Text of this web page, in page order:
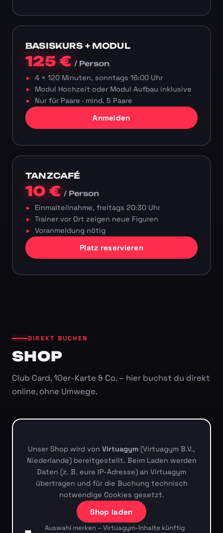
BASISKURS + MODUL
125 €/ Person
4 × 120 Minuten, sonntags 16:00 Uhr
Modul Hochzeit oder Modul Aufbau inklusive
Nur für Paare · mind. 5 Paare
Anmelden
TANZCAFÉ
10 €/ Person
Einmalteilnahme, freitags 20:30 Uhr
Trainer vor Ort zeigen neue Figuren
Voranmeldung nötig
Platz reservieren
DIREKT BUCHEN
SHOP
Club Card, 10er-Karte & Co. – hier buchst du direkt
online, ohne Umwege.
Unser Shop wird von Virtuagym (Virtuagym B.V.,
Niederlande) bereitgestellt. Beim Laden werden
Daten (z. B. eure IP-Adresse) an Virtuagym
übertragen und für die Buchung technisch
notwendige Cookies gesetzt.
Shop laden
Auswahl merken – Virtuagym-Inhalte künftig